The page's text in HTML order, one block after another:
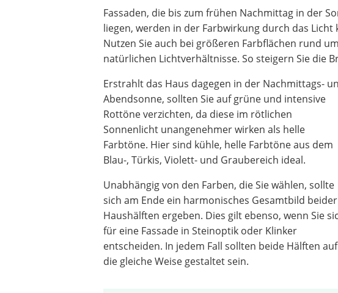
Fassaden, die bis zum frühen Nachmittag in der
liegen, werden in der Farbwirkung durch das
Nutzen Sie auch bei größeren Farbflächen rund
natürlichen Lichtverhältnisse. So steigern Sie die
Erstrahlt das Haus dagegen in der Nachmittags-
Abendsonne, sollten Sie auf grüne und intensive
Rottöne verzichten, da diese im rötlichen
Sonnenlicht unangenehmer wirken als helle
Farbtöne. Hier sind kühle, helle Farbtöne aus dem
Blau-, Türkis, Violett- und Graubereich ideal.
Unabhängig von den Farben, die Sie wählen, sollte
sich am Ende ein harmonisches Gesamtbild beider
Haushälften ergeben. Dies gilt ebenso, wenn Sie
für eine Fassade in Steinoptik oder Klinker
entscheiden. In jedem Fall sollten beide Hälften auf
die gleiche Weise gestaltet sein.